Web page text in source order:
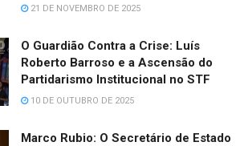
21 DE NOVEMBRO DE 2025
O Guardião Contra a Crise: Luís
Roberto Barroso e a Ascensão do
Partidarismo Institucional no STF
10 DE OUTUBRO DE 2025
Marco Rubio: O Secretário de Estado